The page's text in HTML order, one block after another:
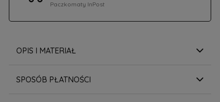
Paczkomaty InPost
OPIS I MATERIAŁ
SPOSÓB PŁATNOŚCI